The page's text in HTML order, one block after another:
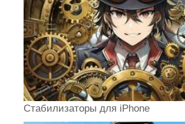
Стабилизаторы для iPhone